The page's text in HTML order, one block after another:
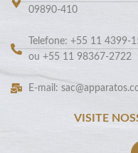
09890-410
Telefone: +55 11 4399-
ou +55 11 98367-2722
E-mail:
VISITE